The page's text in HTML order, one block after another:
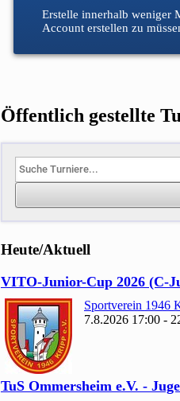
Erstelle innerhalb weniger
Account erstellen zu
Öffentlich gestellte
Heute/Aktuell
VITO-Junior-Cup 2026 (C-
Sportverein 1946
7.8.2026 17:00 -
TuS Ommersheim e.V. -